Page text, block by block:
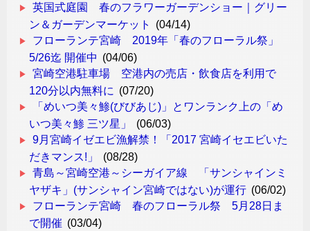
英国式庭園 春のフラワーガーデンショー｜グリー
ン＆ガーデンマーケット
(04/14)
フローランテ宮崎 2019年「春のフローラル祭」
5/26迄 開催中 (04/06)
宮崎空港駐車場 空港内の売店・飲食店を利用で
120分以内無料に (07/20)
「めいつ美々鯵(びびあじ)」とワンランク上の「め
いつ美々鯵 三ツ星」
(06/03)
9月宮崎イゼエビ漁解禁！「2017 宮崎イセエビいた
だきマンス!」
(08/28)
青島～宮崎空港～シーガイア線 「サンシャインミ
ヤザキ」(サンシャイン宮崎ではない)が運行 (06/02)
フローランテ宮崎 春のフローラル祭 5月28日ま
で開催 (03/04)